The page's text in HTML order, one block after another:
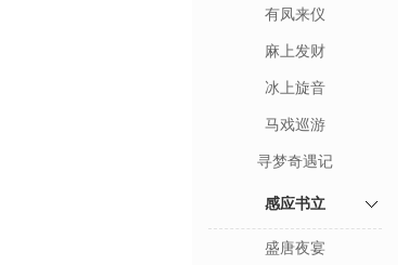
有凤来仪
麻上发财
冰上旋音
马戏巡游
寻梦奇遇记
感应书立
盛唐夜宴